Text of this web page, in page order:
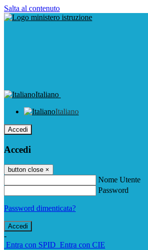
Salta al contenuto
Italiano
Italiano
Accedi
Accedi
button close ×
Nome Utente
Password
Password dimenticata?
-
Entra con SPID Entra con CIE